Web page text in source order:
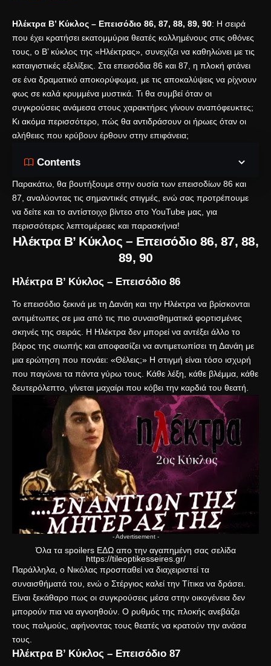
Ηλέκτρα Β’ Κύκλος – Επεισόδιο 86, 87, 88, 89, 90: Η σειρά
που έχει κρατήσει εκατομμύρια θεατές κολλημένους στις οθόνες
τους, ο Β’ κύκλος της «Ηλέκτρας», συνεχίζει να καθηλώνει με τις
καταιγιστικές εξελίξεις. Στα επεισόδια 86 και 87, η πλοκή φτάνει
σε ένα δραματικό αποκορύφωμα, με τις αποκαλύψεις να ρίχνουν
φως σε καλά κρυμμένα μυστικά. Τι θα συμβεί όταν οι
συγκρούσεις ανάμεσα στους χαρακτήρες γίνουν αναπόφευκτες;
Κι ακόμα περισσότερο, πώς θα αντιδράσουν οι ήρωες όταν οι
αλήθειες που κρύβουν έρθουν στην επιφάνεια;
Contents
Παρακάτω, θα βουτήξουμε στην ουσία των επεισοδίων 86 και
87, αναλύοντας τις σημαντικές στιγμές, ενώ σας προτρέπουμε
να δείτε και το αντίστοιχο βίντεο στο YouTube μας, για
περισσότερες λεπτομέρειες και παρασκήνια!
Ηλέκτρα Β’ Κύκλος – Επεισόδιο 86, 87, 88,
89, 90
Ηλέκτρα Β’ Κύκλος – Επεισόδιο 86
Το επεισόδιο ξεκινά με τη Δανάη και την Ηλέκτρα να βρίσκονται
αντιμέτωπες σε μια από τις πιο συναισθηματικά φορτισμένες
σκηνές της σειράς. Η Ηλέκτρα δεν μπορεί να αντέξει άλλο το
βάρος της σιωπής και αποφασίζει να αντιμετωπίσει τη Δανάη με
μια ερώτηση που πονάει: «Θέλεις;» Η στιγμή είναι τόσο ισχυρή
που παγώνει τα πάντα γύρω τους. Κάθε λέξη, κάθε βλέμμα, κάθε
δευτερόλεπτο, γίνεται μαχαίρι που κόβει την καρδιά του θεατή.
- Advertisement -
Όλα τα spoilers ΕΔΩαπο την αγαπημένη σας σελίδα
https://tileoptikesseires.gr/
Παράλληλα, ο Νικόλας προσπαθεί να διαχειριστεί τα
συναισθήματά του, ενώ ο Στέργιος καλεί την Τίτικα να δράσει.
Είναι ξεκάθαρο πως οι συγκρούσεις μέσα στην οικογένεια δεν
μπορούν πια να αγνοηθούν. Ο ρυθμός της πλοκής ανεβάζει
τους παλμούς, αφήνοντας τους θεατές να κρατούν την ανάσα
τους.
Ηλέκτρα Β’ Κύκλος – Επεισόδιο 87